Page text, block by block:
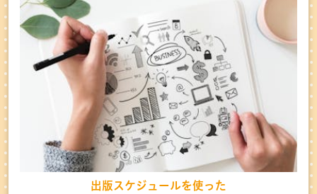
出版スケジュールを使った